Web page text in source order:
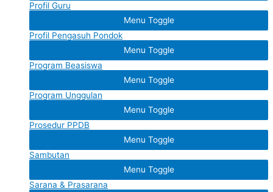
Profil Guru
Menu Toggle
Profil Pengasuh Pondok
Menu Toggle
Program Beasiswa
Menu Toggle
Program Unggulan
Menu Toggle
Prosedur PPDB
Menu Toggle
Sambutan
Menu Toggle
Sarana & Prasarana